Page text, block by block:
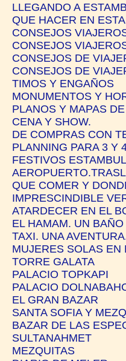
LLEGANDO A
QUE HACER EN
CONSEJOS
CONSEJOS
CONSEJOS DE
CONSEJOS DE
TIMOS Y ENGAÑOS
MONUMENTOS Y
PLANOS Y MAPAS
CENA Y SHOW.
DE COMPRAS CON
PLANNING PARA 3 Y
FESTIVOS
QUE COMER Y
IMPRESCINDIBLE
ATARDECER EN EL
EL HAMAM. UN
TAXI. UNA
MUJERES SOLAS EN
TORRE GALATA
PALACIO TOPKAPI
PALACIO
EL GRAN BAZAR
SANTA SOFIA Y
BAZAR DE LAS
SULTANAHMET
MEZQUITAS